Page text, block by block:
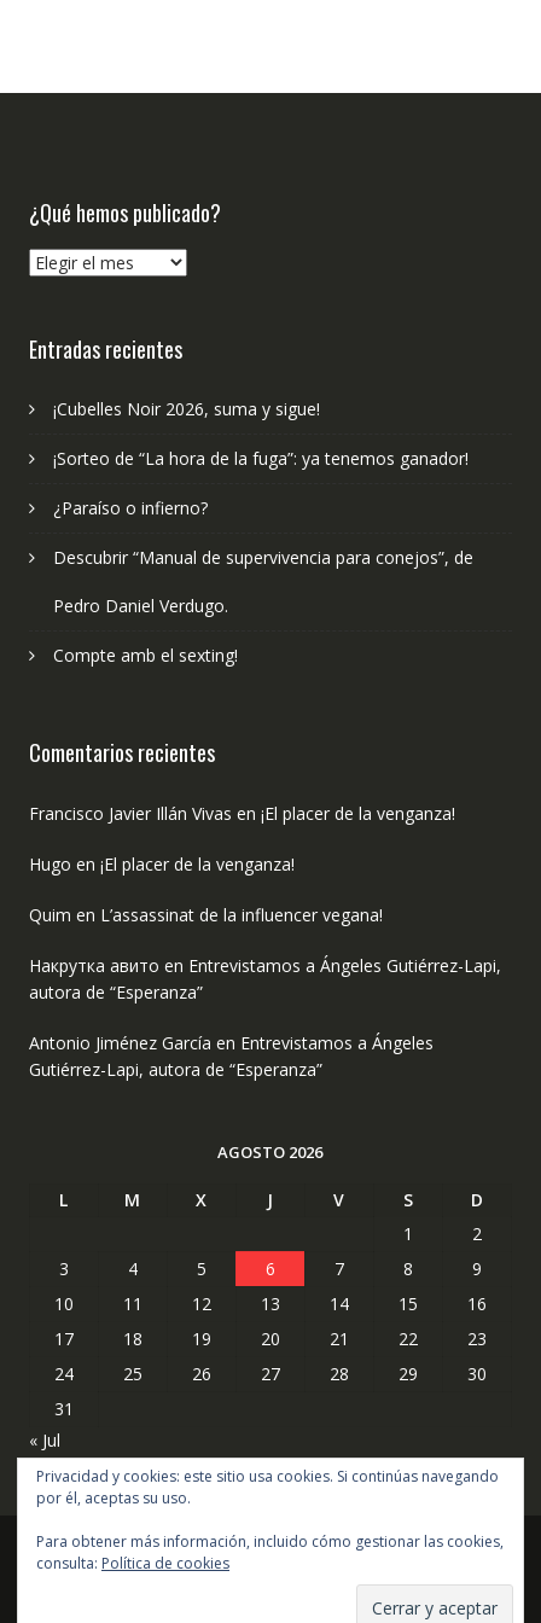
¿Qué hemos publicado?
¿Qué
Entradas recientes
¡Cubelles Noir 2026, suma y sigue!
¡Sorteo de “La hora de la fuga”: ya tenemos ganador!
¿Paraíso o infierno?
Descubrir “Manual de supervivencia para conejos”, de
Pedro Daniel Verdugo.
Compte amb el sexting!
Comentarios recientes
Francisco Javier Illán Vivas en ¡El placer de la venganza!
Hugo en ¡El placer de la venganza!
Quim en L’assassinat de la influencer vegana!
Накрутка авито en Entrevistamos a Ángeles Gutiérrez-Lapi,
autora de “Esperanza”
Antonio Jiménez García en Entrevistamos a Ángeles
Gutiérrez-Lapi, autora de “Esperanza”
AGOSTO 2026
L M X J V S
D
1
2
3
4 5 6 7 8
9
10
11 12 13 14 15
16
17
18 19 20 21 22
23
24
25 26 27 28 29
30
31
« Jul
Copyright © todos los derechos reservados
Acme Themes
Privacidad y cookies: este sitio usa cookies. Si continúas navegando
por él, aceptas su uso.
Para obtener más información, incluido cómo gestionar las cookies,
consulta: Política de cookies